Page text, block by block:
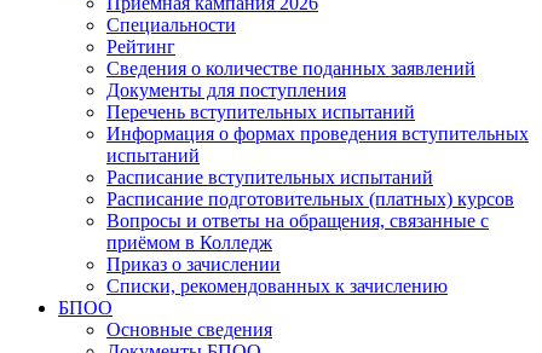
Специальности
Рейтинг
Сведения о количестве поданных заявлений
Документы для поступления
Перечень вступительных испытаний
Информация о формах проведения вступительных
испытаний
Расписание вступительных испытаний
Расписание подготовительных (платных) курсов
Вопросы и ответы на обращения, связанные с
приёмом в Колледж
Приказ о зачислении
Списки, рекомендованных к зачислению
БПОО
Основные сведения